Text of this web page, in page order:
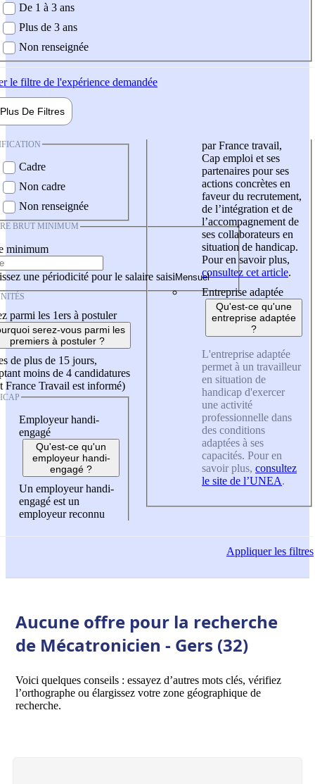
De 1 à 3 ans
Plus de 3 ans
Non renseignée
le filtre de l'expérience demandée
Plus De Filtres
Cadre
Non cadre
Non renseignée
BRUT MINIMUM
minimum
une périodicité pour le salaire saisi
parmi les 1ers à postuler
serez-vous parmi les
premiers à postuler ?
de plus de 15 jours,
moins de 4 candidatures
France Travail est informé)
Employeur handi-
engagé
Qu'est-ce qu'un
employeur handi-
engagé ?
Un employeur handi-
engagé est un
employeur reconnu
par France travail,
Cap emploi et ses
partenaires pour ses
actions concrètes en
faveur du recrutement,
de l’intégration et de
l’accompagnement de
ses collaborateurs en
situation de handicap.
Pour en savoir plus,
consultez cet article.
Entreprise adaptée
Qu'est-ce qu'une
entreprise adaptée
?
L'entreprise adaptée
permet à un travailleur
en situation de
handicap d'exercer
une activité
professionnelle dans
des conditions
adaptées à ses
capacités. Pour en
savoir plus, consultez
le site de l’UNEA.
Appliquerles filtres
Aucune offre pour la recherche
de Mécatronicien - Gers (32)
Voici quelques conseils : essayez d’autres mots clés, vérifiez
l’orthographe ou élargissez votre zone géographique de
recherche.